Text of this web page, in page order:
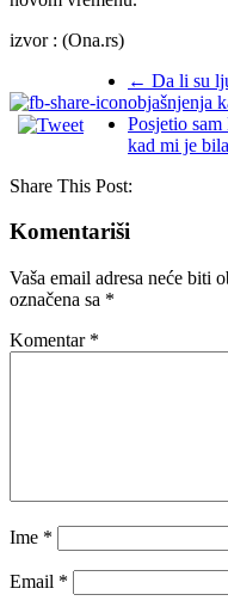
izvor : (Ona.rs)
← Da li su
objašnjenja
Posjetio
kad mi je
Share This Post:
Komentariši
Vaša email adresa neće biti
označena sa *
Komentar *
Ime *
Email *